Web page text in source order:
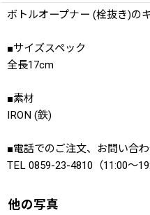
ボトルオープナー (栓抜き)の
■サイズスペック
全長17cm
■素材
IRON (鉄)
■電話でのご注文、お問い合
TEL 0859-23-4810（11:00〜
他の写真